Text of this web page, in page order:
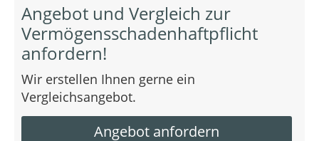
Angebot und Vergleich zur
Vermögensschadenhaftpflicht
anfordern!
Wir erstellen Ihnen gerne ein
Vergleichsangebot.
Angebot anfordern